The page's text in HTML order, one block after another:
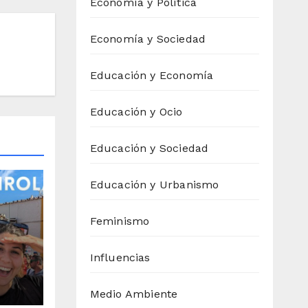
Economía y Política
Economía y Sociedad
Educación y Economía
Educación y Ocio
Educación y Sociedad
Educación y Urbanismo
Feminismo
Influencias
Medio Ambiente